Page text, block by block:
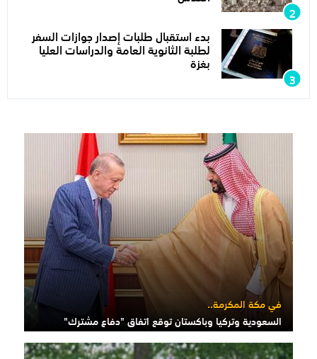
بدء استقبال طلبات إصدار جوازات السفر
لطلبة الثانوية العامة والدراسات العليا
بغزة
في مكة المكرمة..
السعودية وتركيا وباكستان توقع اتفاق "دفاع مشترك"